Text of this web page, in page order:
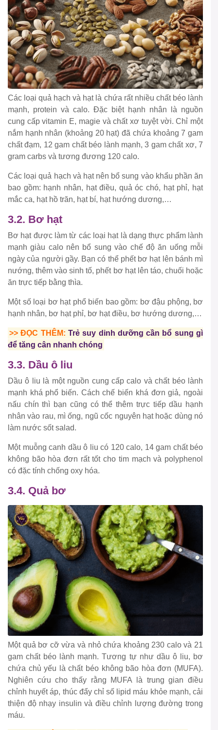
Các loại quả hạch và hạt là chứa rất nhiều chất béo lành
mạnh, protein và calo. Đặc biệt hạnh nhân là nguồn
cung cấp vitamin E, magie và chất xơ tuyệt vời. Chỉ một
nắm hạnh nhân (khoảng 20 hạt) đã chứa khoảng 7 gam
chất đạm, 12 gam chất béo lành mạnh, 3 gam chất xơ, 7
gram carbs và tương đương 120 calo.
Các loại quả hạch và hạt nên bổ sung vào khẩu phần ăn
bao gồm: hạnh nhân, hạt điều, quả óc chó, hạt phỉ, hạt
mắc ca, hạt hồ trăn, hạt bí, hạt hướng dương,…
3.2. Bơ hạt
Bơ hạt được làm từ các loại hạt là dạng thực phẩm lành
mạnh giàu calo nên bổ sung vào chế độ ăn uống mỗi
ngày của người gầy. Bạn có thể phết bơ hạt lên bánh mì
nướng, thêm vào sinh tố, phết bơ hạt lên táo, chuối hoặc
ăn trực tiếp bằng thìa.
Một số loại bơ hạt phổ biến bao gồm: bơ đậu phộng, bơ
hạnh nhân, bơ hạt phỉ, bơ hạt điều, bơ hướng dương,…
>> ĐỌC THÊM:Trẻ suy dinh dưỡng cần bổ sung gì
để tăng cân nhanh chóng
3.3. Dầu ô liu
Dầu ô liu là một nguồn cung cấp calo và chất béo lành
mạnh khá phổ biến. Cách chế biến khá đơn giả, ngoài
nấu chín thì bạn cũng có thể thêm trực tiếp dầu hạnh
nhân vào rau, mì ống, ngũ cốc nguyên hạt hoặc dùng nó
làm nước sốt salad.
Một muỗng canh dầu ô liu có 120 calo, 14 gam chất béo
không bão hòa đơn rất tốt cho tim mạch và polyphenol
có đặc tính chống oxy hóa.
3.4. Quả bơ
Một quả bơ cỡ vừa và nhỏ chứa khoảng 230 calo và 21
gam chất béo lành mạnh. Tương tự như dầu ô liu, bơ
chứa chủ yếu là chất béo không bão hòa đơn (MUFA).
Nghiên cứu cho thấy rằng MUFA là trung gian điều
chỉnh huyết áp, thúc đẩy chỉ số lipid máu khỏe mạnh, cải
thiện độ nhạy insulin và điều chỉnh lượng đường trong
máu.